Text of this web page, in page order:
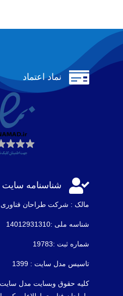
بود.
 نماد اعتماد
 شناسنامه سایت
مالک : شرکت طراحان فناوری
شناسه ملی :14012931310
شماره ثبت :19783
تاسیس مدل سایت : 1399
کلیه حقوق وبسایت مدل